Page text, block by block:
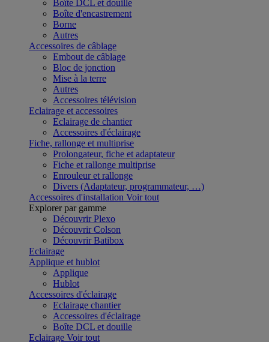
Boîte DCL et douille
Boîte d'encastrement
Borne
Autres
Accessoires de câblage
Embout de câblage
Bloc de jonction
Mise à la terre
Autres
Accessoires télévision
Eclairage et accessoires
Eclairage de chantier
Accessoires d'éclairage
Fiche, rallonge et multiprise
Prolongateur, fiche et adaptateur
Fiche et rallonge multiprise
Enrouleur et rallonge
Divers (Adaptateur, programmateur, …)
Accessoires d'installation Voir tout
Explorer par gamme
Découvrir Plexo
Découvrir Colson
Découvrir Batibox
Eclairage
Applique et hublot
Applique
Hublot
Accessoires d'éclairage
Eclairage chantier
Accessoires d'éclairage
Boîte DCL et douille
Eclairage Voir tout